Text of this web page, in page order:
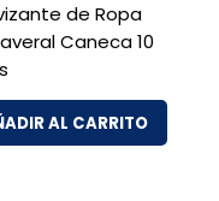
de Ropa
Caneca 10
AL CARRITO